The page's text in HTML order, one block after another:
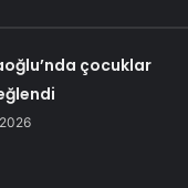
çocuklar